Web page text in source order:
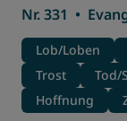
Nr. 331 •
Lob/Loben
Trost
Tod/
Hoffnung